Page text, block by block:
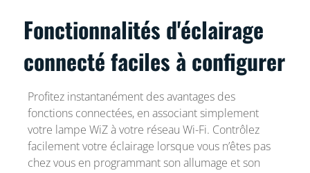
Fonctionnalités d'éclairage
connecté faciles à configurer
Profitez instantanément des avantages des
fonctions connectées, en associant simplement
votre lampe WiZ à votre réseau Wi-Fi. Contrôlez
facilement votre éclairage lorsque vous n’êtes pas
chez vous en programmant son allumage et son